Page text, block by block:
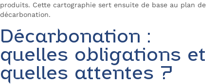
produits. Cette cartographie sert ensuite de base au plan de
décarbonation.
Décarbonation :
quelles obligations et
quelles attentes ?